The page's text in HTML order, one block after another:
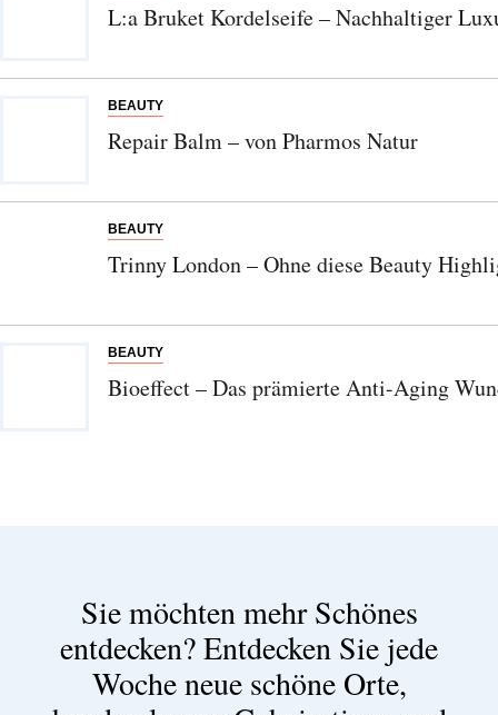
L:a Bruket Kordelseife – Nachhaltiger
BEAUTY
Repair Balm – von Pharmos Natur
BEAUTY
Trinny London – Ohne diese Beauty
BEAUTY
Bioeffect – Das prämierte Anti-Aging
Sie möchten mehr Schönes
entdecken?Entdecken Sie jede
Woche neue schöne Orte,
Einwilligung den Newsletter mit Informationen zu
zur Kenntnis genommen und akzeptiere diese.
SENDEN